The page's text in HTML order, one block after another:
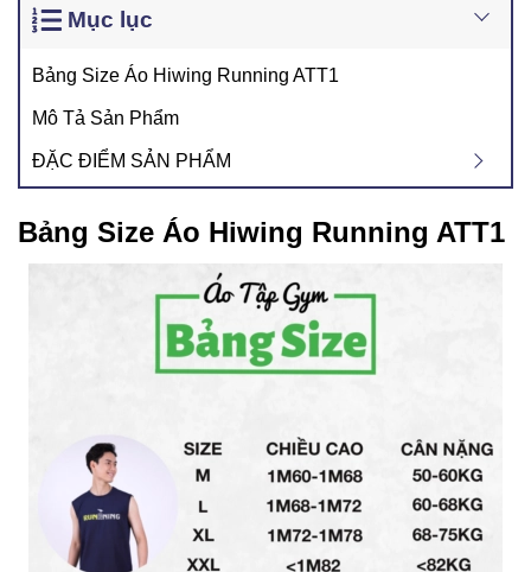
Mục lục
Bảng Size Áo Hiwing Running ATT1
Mô Tả Sản Phẩm
ĐẶC ĐIỂM SẢN PHẨM
Bảng Size Áo Hiwing Running ATT1